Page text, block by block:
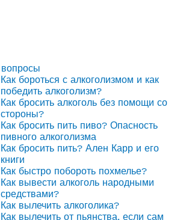
Как бороться с алкоголизмом и как
победить алкоголизм?
Как бросить алкоголь без помощи со
стороны?
Как бросить пить пиво? Опасность
пивного алкоголизма
Как бросить пить? Ален Карр и его
книги
Как быстро побороть похмелье?
Как вывести алкоголь народными
средствами?
Как вылечить алкоголика?
Как вылечить от пьянства, если сам